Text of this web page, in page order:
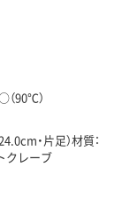
90℃）
・片足）材質：
クレーブ